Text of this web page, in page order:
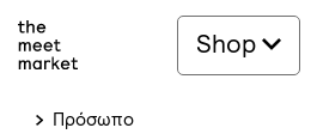
Shop
Πρόσωπο